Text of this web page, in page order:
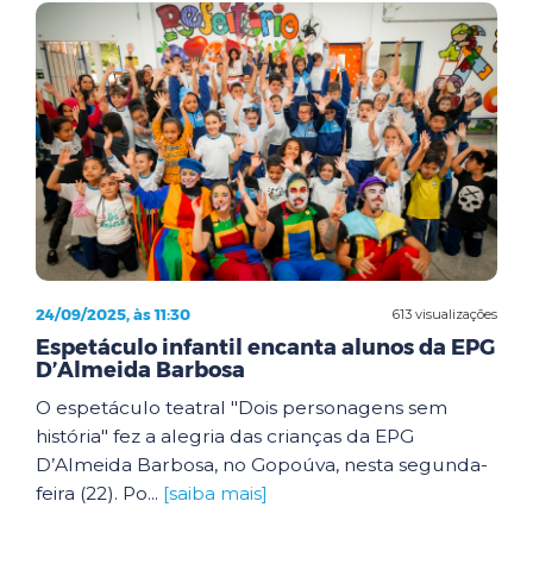
613 visualizações
24/09/2025, às 11:30
Espetáculo infantil encanta alunos da EPG
D’Almeida Barbosa
O espetáculo teatral "Dois personagens sem
história" fez a alegria das crianças da EPG
D’Almeida Barbosa, no Gopoúva, nesta segunda-
feira (22). Po... [saiba mais]